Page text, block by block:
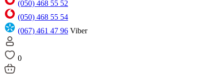
(050) 468 55 52
(050) 468 55 54
(067) 461 47 96 Viber
0